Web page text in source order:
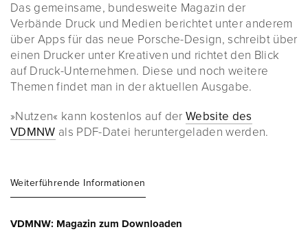
Das gemeinsame, bundesweite Magazin der
Verbände Druck und Medien berichtet unter anderem
über Apps für das neue Porsche-Design, schreibt über
einen Drucker unter Kreativen und richtet den Blick
auf Druck-Unternehmen. Diese und noch weitere
Themen findet man in der aktuellen Ausgabe.
»Nutzen« kann kostenlos auf der Website des
VDMNW als PDF-Datei heruntergeladen werden.
Weiterführende Informationen
VDMNW: Magazin zum Downloaden